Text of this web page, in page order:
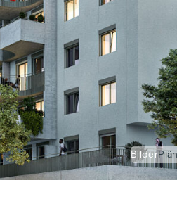
Bilder